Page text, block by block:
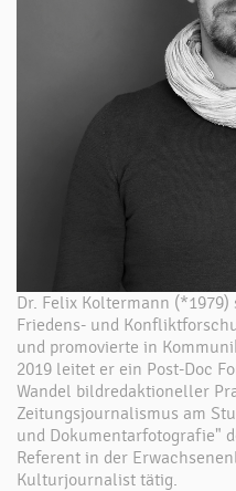
Dr. Felix Koltermann
Friedens- und
und promovierte in
2019 leitet er ein Post-Doc
Wandel bildredaktioneller
Zeitungsjournalismus am
und Dokumentarfotografie"
Referent in der
Kulturjournalist tätig.